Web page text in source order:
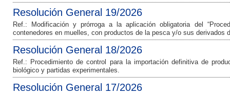
Resolución General 19/2026
Ref.: Modificación y prórroga a la aplicación obligatoria del
contenedores en muelles, con productos de la pesca y/o sus derivados
Resolución General 18/2026
Ref.: Procedimiento de control para la importación definitiva de
biológico y partidas experimentales.
Resolución General 17/2026